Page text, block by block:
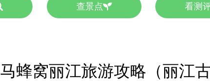
查景点 看测
马蜂窝丽江旅游攻略（丽江古